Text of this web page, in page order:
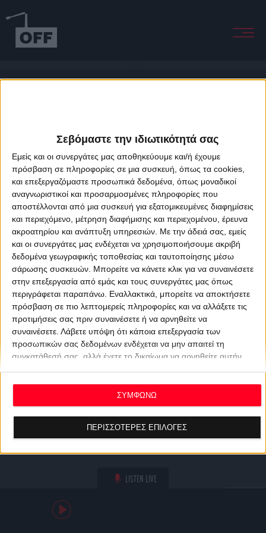
Σεβόμαστε την ιδιωτικότητά σας
Εμείς και οι συνεργάτες μας αποθηκεύουμε και/ή έχουμε
πρόσβαση σε πληροφορίες σε μια συσκευή, όπως τα cookies,
και επεξεργαζόμαστε προσωπικά δεδομένα, όπως μοναδικοί
αναγνωριστικοί και προσαρμοσμένες πληροφορίες που
αποστέλλονται από μια συσκευή για εξατομικευμένες διαφημίσεις
και περιεχόμενο, μέτρηση διαφήμισης και περιεχομένου, έρευνα
ακροατηρίου και ανάπτυξη υπηρεσιών. Με την άδειά σας, εμείς
και οι συνεργάτες μας ενδέχεται να χρησιμοποιήσουμε ακριβή
δεδομένα γεωγραφικής τοποθεσίας και ταυτοποίησης μέσω
σάρωσης συσκευών. Μπορείτε να κάνετε κλικ για να συναινέσετε
στην επεξεργασία από εμάς και τους συνεργάτες μας όπως
περιγράφεται παραπάνω. Εναλλακτικά, μπορείτε να αποκτήσετε
πρόσβαση σε πιο λεπτομερείς πληροφορίες και να αλλάξετε τις
προτιμήσεις σας πριν συναινέσετε ή να αρνηθείτε να
συναινέσετε. Λάβετε υπόψη ότι κάποια επεξεργασία των
προσωπικών σας δεδομένων ενδέχεται να μην απαιτεί τη
συγκατάθεσή σας, αλλά έχετε το δικαίωμα να αρνηθείτε αυτήν
ανακαλέσετε τη συγκατάθεσή σας ανά πάσα στιγμή
επιστρέφοντας σε αυτόν τον ιστότοπο και κάνοντας κλικ στο
κουμπί "Απορρήτου" στο κάτω μέρος της ιστοσελίδας.
ΠΕΡΙΣΣΟΤΕΡΕΣ ΕΠΙΛΟΓΕΣ
ΣΥΜΦΩΝΩ
LISTEN LIVE
About Offradio Business Class Terms & Conditions
Privacy Policy
Designed & developed byporcupine colors&Fotis Alexandrou